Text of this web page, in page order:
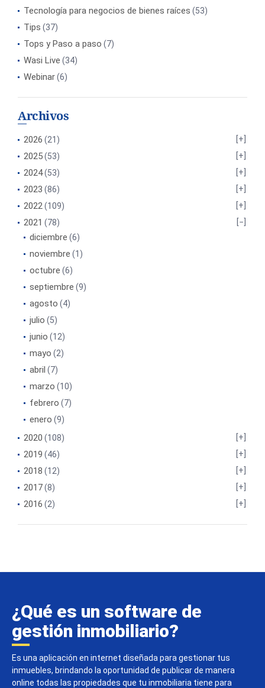
Tecnología para negocios de bienes raíces (53)
Tips (37)
Tops y Paso a paso (7)
Wasi Live (34)
Webinar(6)
Archivos
2026 (21)
2025(53)
2024(53)
2023 (86)
2022(109)
2021 (78)
diciembre (6)
noviembre (1)
octubre (6)
septiembre (9)
agosto (4)
julio (5)
junio (12)
mayo (2)
abril (7)
marzo (10)
febrero (7)
enero (9)
2020 (108)
2019 (46)
2018 (12)
2017(8)
2016 (2)
¿Qué es un software de
gestión inmobiliario?
Es una aplicación en internet diseñada para gestionar tus
inmuebles, brindando la oportunidad de publicar de manera
online todas las propiedades que tu inmobiliaria tiene para